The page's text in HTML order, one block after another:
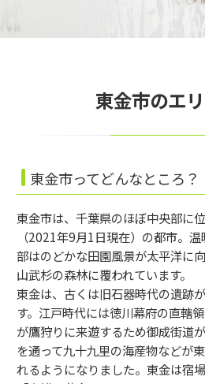
東金市のエ
東金市ってどんなところ？
東金市は、千葉県のほぼ中央部に
（2021年9月1日現在）の都市。
部はのどかな田園風景が太平洋に
山武杉の森林に覆われています。
東金は、古くは旧石器時代の遺跡
す。江戸時代には徳川幕府の直轄
が鷹狩りに来遊するため御成街道
を通って九十九里の海産物などが
れるようになりました。東金は宿